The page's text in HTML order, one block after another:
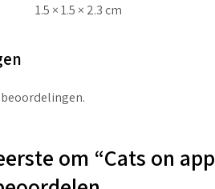
1.5 × 1.5 × 2.3 cm
om “Cats on